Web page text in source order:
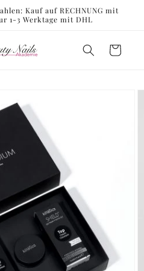
Kauf auf RECHNUNG mit
1-3 Werktage mit DHL
Warenkorb